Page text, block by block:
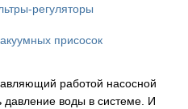
регуляторы
присосок
работой насосной
давление воды в системе. И